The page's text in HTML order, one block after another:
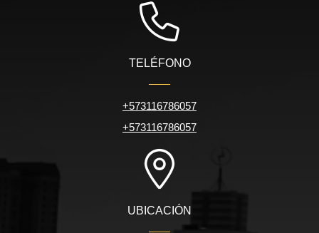
TELÉFONO
+573116786057
+573116786057
UBICACIÓN